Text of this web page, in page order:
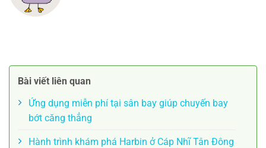
Bài viết liên quan
Ứng dụng miễn phí tại sân bay giúp chuyến bay
bớt căng thẳng
Hành trình khám phá Harbin ở Cáp Nhĩ Tân Đông